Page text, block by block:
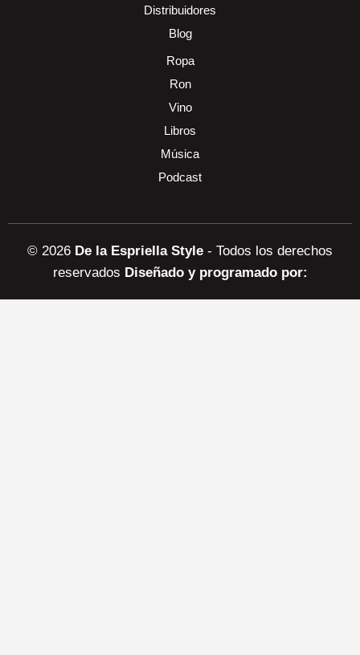
Distribuidores
Blog
Ropa
Ron
Vino
Libros
Música
Podcast
© 2026 De la Espriella Style - Todos los derechos
reservados Diseñado y programado por: